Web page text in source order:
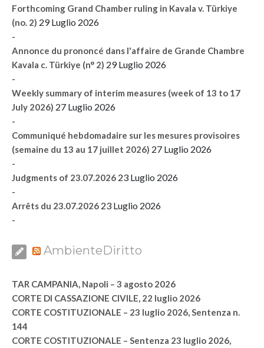
Forthcoming Grand Chamber ruling in Kavala v. Türkiye
(no. 2) 29 Luglio 2026
-
Annonce du prononcé dans l'affaire de Grande Chambre
Kavala c. Türkiye (n° 2) 29 Luglio 2026
-
Weekly summary of interim measures (week of 13 to 17
July 2026) 27 Luglio 2026
-
Communiqué hebdomadaire sur les mesures provisoires
(semaine du 13 au 17 juillet 2026) 27 Luglio 2026
-
Judgments of 23.07.2026 23 Luglio 2026
-
Arrêts du 23.07.2026 23 Luglio 2026
-
AmbienteDiritto
TAR CAMPANIA, Napoli – 3 agosto 2026
CORTE DI CASSAZIONE CIVILE, 22 luglio 2026
CORTE COSTITUZIONALE – 23 luglio 2026, Sentenza n.
144
CORTE COSTITUZIONALE – Sentenza 23 luglio 2026,